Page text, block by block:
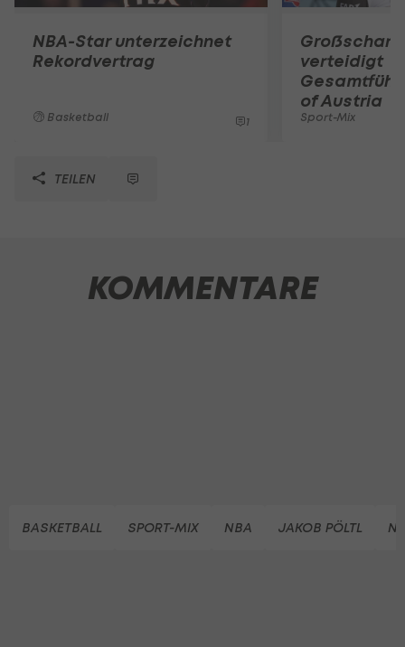
NBA-Star unterzeichnet
Rekordvertrag
Basketball 1
verteidigt
of Austria
Sport-Mix
TEILEN
KOMMENTARE
BASKETBALL SPORT-MIX NBA JAKOB PÖLTL